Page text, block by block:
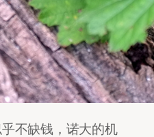
不缺钱，诺大的机